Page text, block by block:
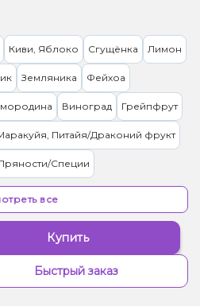
Киви, Яблоко Сгущёнка Лимон
Земляника Фейхоа
Виноград Грейпфрут
Питайя/Драконий фрукт
Специи
Малина
Конфеты, Сливки/Крем
все
Купить
Быстрый заказ